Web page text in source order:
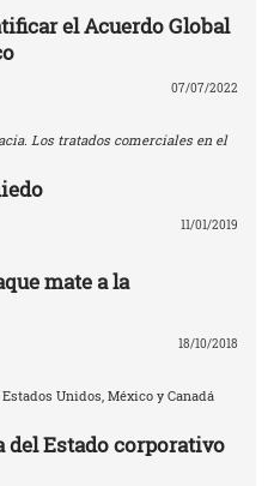
el Acuerdo Global
07/07/2022
Los tratados comerciales en el
11/01/2019
mate a la
18/10/2018
Unidos, México y Canadá
del Estado corporativo